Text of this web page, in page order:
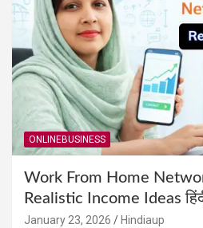
ONLINEBUSINESS
Work From Home
Realistic Income Ideas
January 23, 2026
Hindiaup